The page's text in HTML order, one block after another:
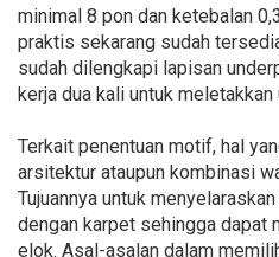
minimal 8 pon dan ketebalan
praktis sekarang sudah
sudah dilengkapi lapisan
kerja dua kali untuk
Terkait penentuan motif, hal
arsitektur ataupun kombinasi
Tujuannya untuk
dengan karpet sehingga dapat
elok. Asal-asalan dalam